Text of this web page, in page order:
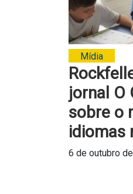
Mídia
jornal O
sobre o
idiomas
6 de outubro